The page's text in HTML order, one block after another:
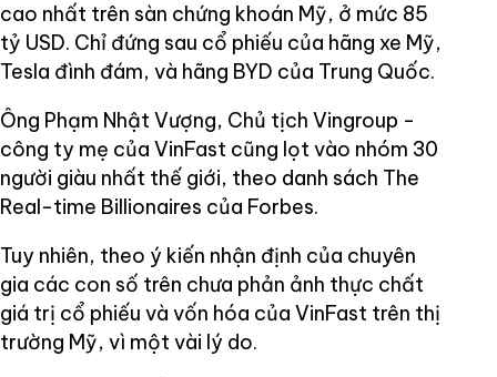
cao nhất trên sàn chứng khoán Mỹ, ở mức 85
tỷ USD. Chỉ đứng sau cổ phiếu của hãng xe Mỹ,
Tesla đình đám, và hãng BYD của Trung Quốc.
Ông Phạm Nhật Vượng, Chủ tịch Vingroup -
công ty mẹ của VinFast cũng lọt vào nhóm 30
người giàu nhất thế giới, theo danh sách The
Real-time Billionaires của Forbes.
Tuy nhiên, theo ý kiến nhận định của chuyên
gia các con số trên chưa phản ảnh thực chất
giá trị cổ phiếu và vốn hóa của VinFast trên thị
trường Mỹ, vì một vài lý do.